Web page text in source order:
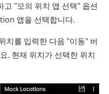
"모의 위치 앱 선택" 옵션
앱을 선택합니다.
치를 입력한 다음 "이동" 버
. 현재 위치가 선택한 위치